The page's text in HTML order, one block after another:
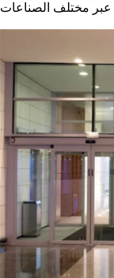
اتصال